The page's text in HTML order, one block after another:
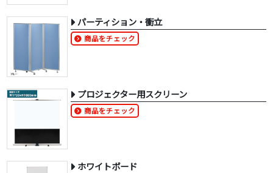
パーティション・衝立
商品をチェック
プロジェクター用スクリーン
商品をチェック
ホワイトボード